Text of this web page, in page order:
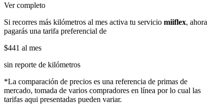
Ver completo
Si recorres más kilómetros al mes activa tu servicio miiflex, ahora
pagarás una tarifa preferencial de
$441 al mes
sin reporte de kilómetros
*La comparación de precios es una referencia de primas de
mercado, tomada de varios compradores en línea por lo cual las
tarifas aqui presentadas pueden variar.